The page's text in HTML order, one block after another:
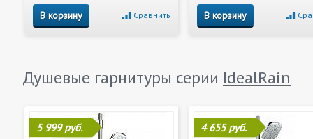
В корзину Сравнить В корзину
Душевые гарнитуры серии IdealRain
5 999 руб. 4 655 руб.